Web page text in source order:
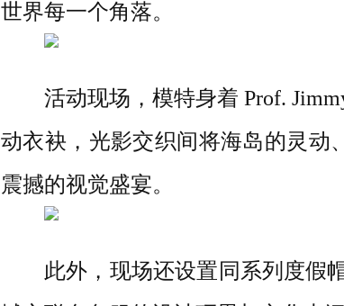
世界每一个角落。
活动现场，模特身着 Prof.
动衣袂，光影交织间将海岛的灵动
震撼的视觉盛宴。
此外，现场还设置同系列度假